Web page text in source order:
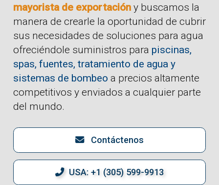
mayorista de exportacióny buscamos la
manera de crearle la oportunidad de cubrir
sus necesidades de soluciones para agua
ofreciéndole suministros para piscinas,
spas, fuentes, tratamiento de agua y
sistemas de bombeo a precios altamente
competitivos y enviados a cualquier parte
del mundo.
Contáctenos
USA: +1 (305) 599-9913